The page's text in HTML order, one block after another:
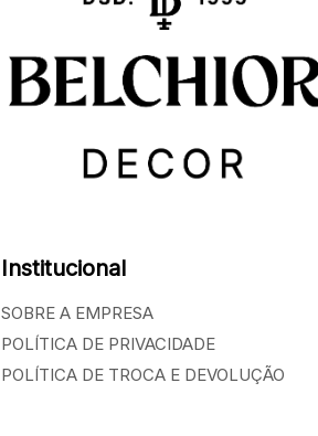
Institucional
SOBRE A EMPRESA
POLÍTICA DE PRIVACIDADE
POLÍTICA DE TROCA E DEVOLUÇÃO